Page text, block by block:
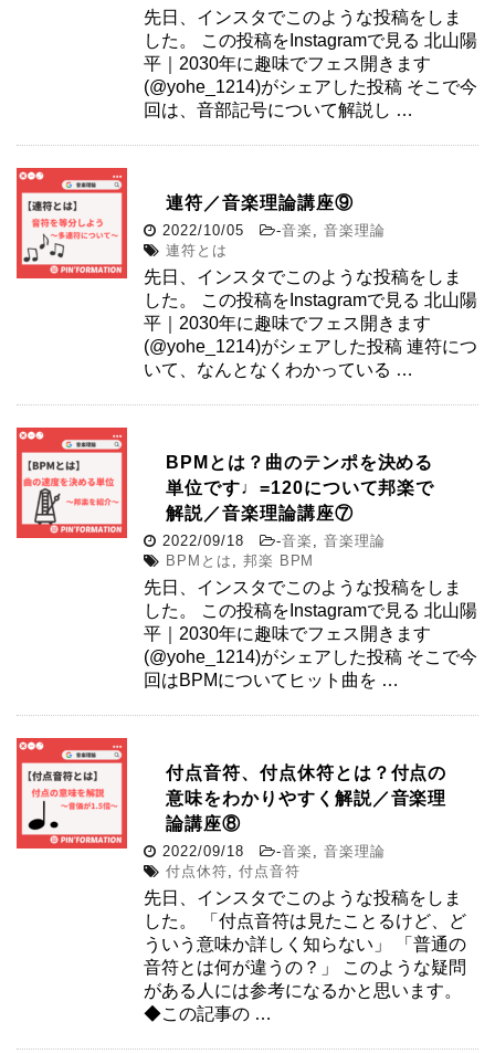
先日、インスタでこのような投稿をしま
した。 この投稿をInstagramで見る 北山陽
平｜2030年に趣味でフェス開きます
(@yohe_1214)がシェアした投稿 そこで今
回は、音部記号について解説し …
連符／音楽理論講座⑨
2022/10/05 -音楽 ,音楽理論
連符とは
先日、インスタでこのような投稿をしま
した。 この投稿をInstagramで見る 北山陽
平｜2030年に趣味でフェス開きます
(@yohe_1214)がシェアした投稿 連符につ
いて、なんとなくわかっている …
BPMとは？曲のテンポを決める
単位です♩=120について邦楽で
解説／音楽理論講座⑦
2022/09/18 -音楽 ,音楽理論
BPMとは
邦楽 BPM
先日、インスタでこのような投稿をしま
した。 この投稿をInstagramで見る 北山陽
平｜2030年に趣味でフェス開きます
(@yohe_1214)がシェアした投稿 そこで今
回はBPMについてヒット曲を …
付点音符、付点休符とは？付点の
意味をわかりやすく解説／音楽理
論講座⑧
2022/09/18 -音楽 ,音楽理論
付点休符
付点音符
先日、インスタでこのような投稿をしま
した。 「付点音符は見たことるけど、ど
ういう意味か詳しく知らない」 「普通の
音符とは何が違うの？」 このような疑問
がある人には参考になるかと思います。
◆この記事の …